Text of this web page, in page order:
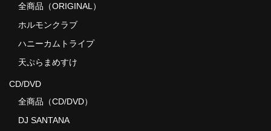
全商品（ORIGINAL）
ホルモンクラブ
ハニーカムトライプ
天ぷらまめすけ
CD/DVD
全商品（CD/DVD）
DJ SANTANA